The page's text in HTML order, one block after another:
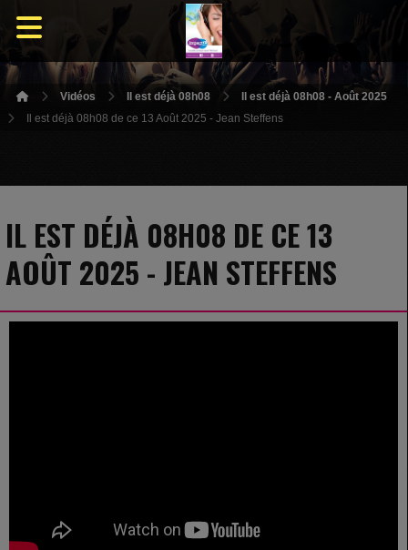
Vidéos Il est déjà 08h08
Il est déjà 08h08 - Août 2025
Il est déjà 08h08 de ce 13 Août 2025 - Jean Steffens
IL EST DÉJÀ 08H08 DE CE 13
AOÛT 2025 - JEAN STEFFENS